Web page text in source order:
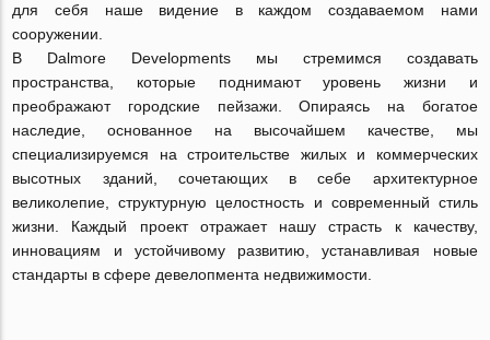
для себя наше видение в каждом создаваемом нами
сооружении.
В Dalmore Developments мы стремимся создавать
пространства, которые поднимают уровень жизни и
преображают городские пейзажи. Опираясь на богатое
наследие, основанное на высочайшем качестве, мы
специализируемся на строительстве жилых и коммерческих
высотных зданий, сочетающих в себе архитектурное
великолепие, структурную целостность и современный стиль
жизни. Каждый проект отражает нашу страсть к качеству,
инновациям и устойчивому развитию, устанавливая новые
стандарты в сфере девелопмента недвижимости.